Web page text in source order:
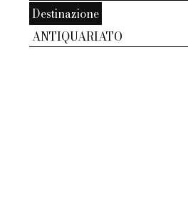
Destinazione
ANTIQUARIATO